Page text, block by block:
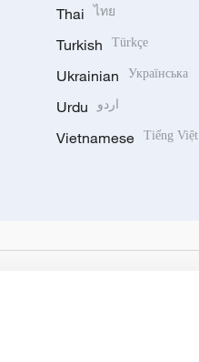
Thai ไทย
Turkish Türkçe
Ukrainian Українська
Urdu اردو
Vietnamese Tiếng Việt